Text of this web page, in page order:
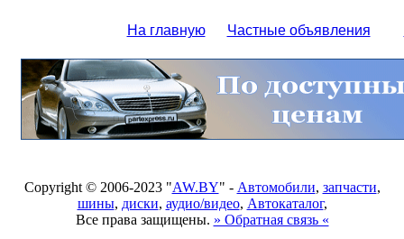
На главную Частные объявления
Copyright © 2006-2023 "AW.BY" - Автомобили, запчасти,
шины, диски, аудио/видео, Автокаталог,
Все права защищены. » Обратная связь «